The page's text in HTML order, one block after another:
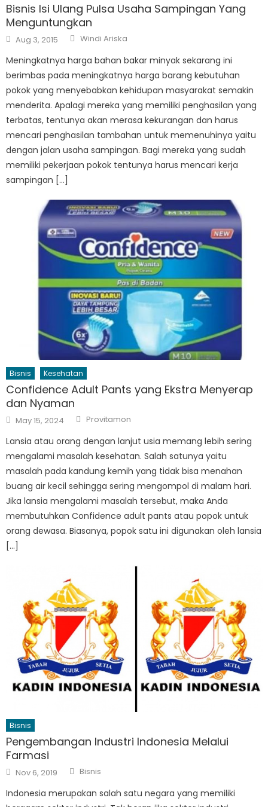
Bisnis Isi Ulang Pulsa Usaha Sampingan Yang
Menguntungkan
Posted
on
Aug 3, 2015 Author
Windi Ariska
Meningkatnya harga bahan bakar minyak sekarang ini
berimbas pada meningkatnya harga barang kebutuhan
pokok yang menyebabkan kehidupan masyarakat semakin
menderita. Apalagi mereka yang memiliki penghasilan yang
terbatas, tentunya akan merasa kekurangan dan harus
mencari penghasilan tambahan untuk memenuhinya yaitu
dengan jalan usaha sampingan. Bagi mereka yang sudah
memiliki pekerjaan pokok tentunya harus mencari kerja
sampingan […]
Bisnis Kesehatan
Confidence Adult Pants yang Ekstra Menyerap
dan Nyaman
Posted
on
May 15, 2024 Author
Provitamon
Lansia atau orang dengan lanjut usia memang lebih sering
mengalami masalah kesehatan. Salah satunya yaitu
masalah pada kandung kemih yang tidak bisa menahan
buang air kecil sehingga sering mengompol di malam hari.
Jika lansia mengalami masalah tersebut, maka Anda
membutuhkan Confidence adult pants atau popok untuk
orang dewasa. Biasanya, popok satu ini digunakan oleh lansia
[…]
Bisnis
Pengembangan Industri Indonesia Melalui
Farmasi
Posted
on
Nov 6, 2019 Author
Bisnis
Indonesia merupakan salah satu negara yang memiliki